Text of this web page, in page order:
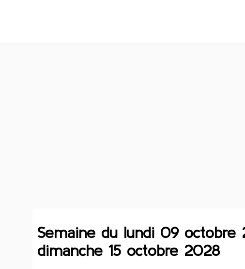
Semaine du lundi 09 octobre
dimanche 15 octobre 2028